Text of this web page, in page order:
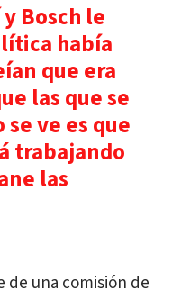
Bosch le
había
que era
las que se
ve es que
trabajando
las
de una comisión de